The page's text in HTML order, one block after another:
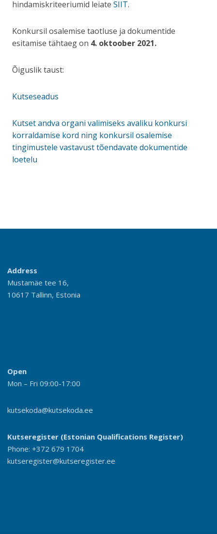
hindamiskriteeriumid leiate SIIT.
Konkursil osalemise taotluse ja dokumentide
esitamise tähtaeg on 4. oktoober 2021.
Õiguslik taust:
Kutseseadus
Kutset andva organi valimiseks avaliku konkursi
korraldamise kord ning konkursil osalemise
tingimustele vastavust tõendavate dokumentide
loetelu
Address
Mustamäe tee 16,
10617 Tallinn, Estonia
Open
Mon – Fri 09:00-17:00
kutsekoda@kutsekoda.ee
Kutseregister (Estonian Qualifications Register)
Phone: +372 679 1704
kutseregister@kutseregister.ee